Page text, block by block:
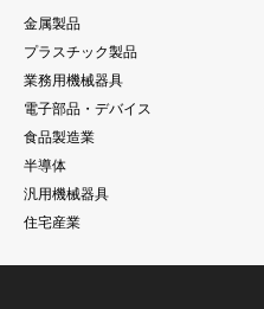
金属製品
プラスチック製品
業務用機械器具
電子部品・デバイス
食品製造業
半導体
汎用機械器具
住宅産業